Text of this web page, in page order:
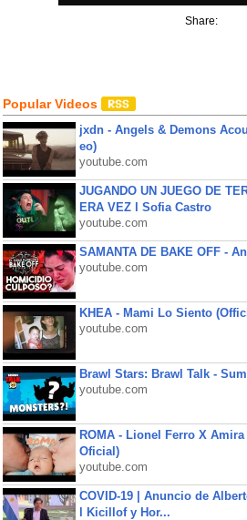
Share:
Popular Videos
jxdn - Angels & Demons
eo)
youtube.com
JUGANDO UN JUEGO DE
ERA VEZ l Sofia Castro
youtube.com
SAMANTA DE BAKE OFF -
youtube.com
KHEA - Mami Lo Siento
youtube.com
Brawl Stars: Brawl Talk -
youtube.com
ROMA - Lionel Ferro X
Oficial)
youtube.com
COVID-19 | Anuncio de
l Kicillof y Hor...